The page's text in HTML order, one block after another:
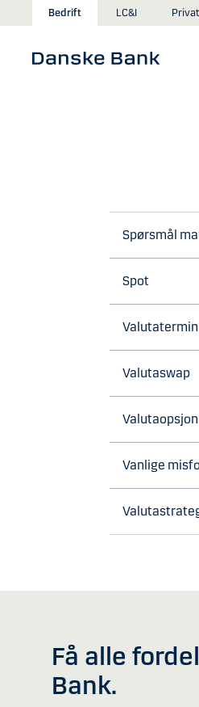
Gå til hovedinnhold
Bedrift LC&I Privat
Spørsmål
Spot
Valutatermin
Valutaswap
Valutaopsjon
Få alle
Bank.